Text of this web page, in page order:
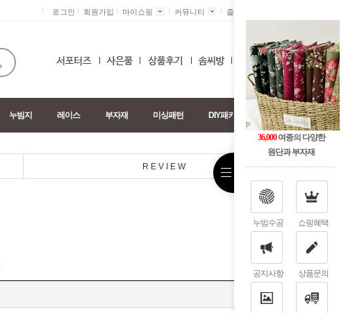
36,000여종의 다양한
원단과 부자재
누빔수공 쇼핑혜택
공지사항 상품문의
로그인 회원가입 마이쇼핑 커뮤니티 즐겨찾기 +
0
누빔지 레이스 부자재 미싱패턴 DIY패키지
REVIEW